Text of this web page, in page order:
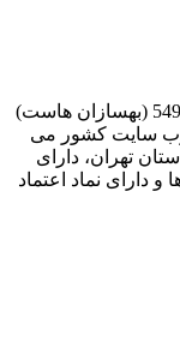
بهسازان فناوران داده نگار به شماره ثبت 549875 (بهسازان هاست)
وب سایت کشور می
تهران، دارای
دارای نماد اعتماد